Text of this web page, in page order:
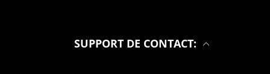
SUPPORT DE CONTACT: